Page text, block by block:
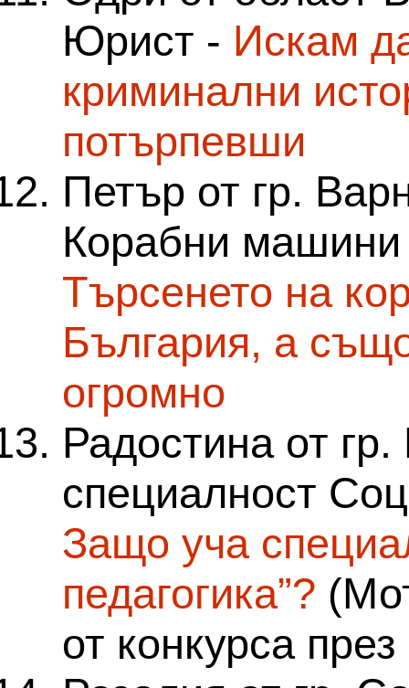
Юрист - Искам
криминални
потърпевши
Петър от гр.
Корабни
Tърсенето на
България, а
огромно
Радостина от
специалност
Защо уча
педагогика”?
от конкурса през